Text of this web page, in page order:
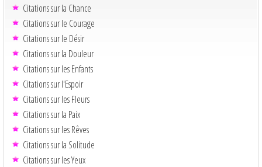
Citations sur la Chance
Citations sur le Courage
Citations sur le Désir
Citations sur la Douleur
Citations sur les Enfants
Citations sur l'Espoir
Citations sur les Fleurs
Citations sur la Paix
Citations sur les Rêves
Citations sur la Solitude
Citations sur les Yeux